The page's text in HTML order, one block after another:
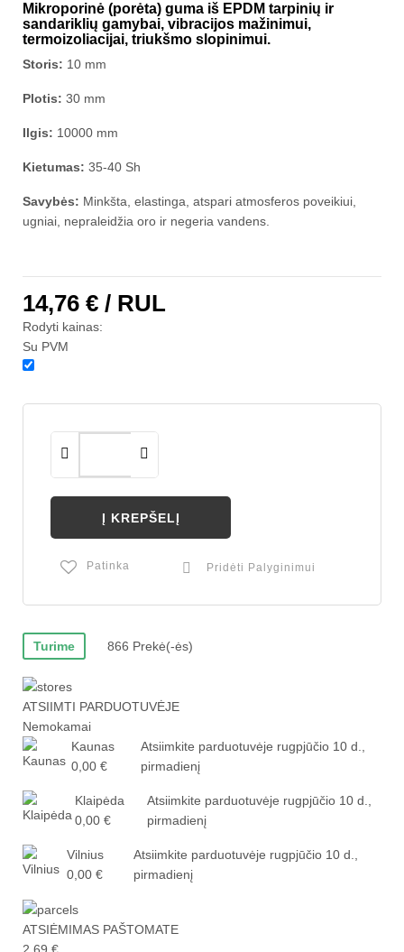
Mikroporinė (porėta) guma iš EPDM tarpinių ir
sandariklių gamybai, vibracijos mažinimui,
termoizoliacijai, triukšmo slopinimui.
Storis: 10 mm
Plotis: 30 mm
Ilgis: 10000 mm
Kietumas: 35-40 Sh
Savybės: Minkšta, elastinga, atspari atmosferos poveikiui,
ugniai, nepraleidžia oro ir negeria vandens.
14,76 € / RUL
Rodyti kainas:
Su PVM
Į KREPŠELĮ
Patinka Pridėti Palyginimui
Turime 866 Prekė(-ės)
ATSIIMTI PARDUOTUVĖJE
Nemokamai
Kaunas
0,00 €
Atsiimkite parduotuvėje rugpjūčio 10 d.,
pirmadienį
Klaipėda
0,00 €
Atsiimkite parduotuvėje rugpjūčio 10 d.,
pirmadienį
Vilnius
0,00 €
Atsiimkite parduotuvėje rugpjūčio 10 d.,
pirmadienį
ATSIĖMIMAS PAŠTOMATE